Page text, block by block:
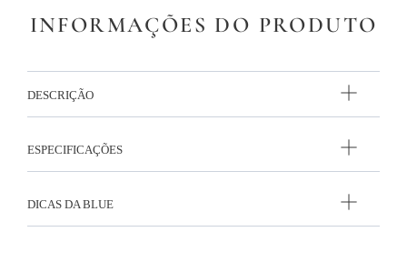
INFORMAÇÕES DO PRODUTO
DESCRIÇÃO
ESPECIFICAÇÕES
DICAS DA BLUE